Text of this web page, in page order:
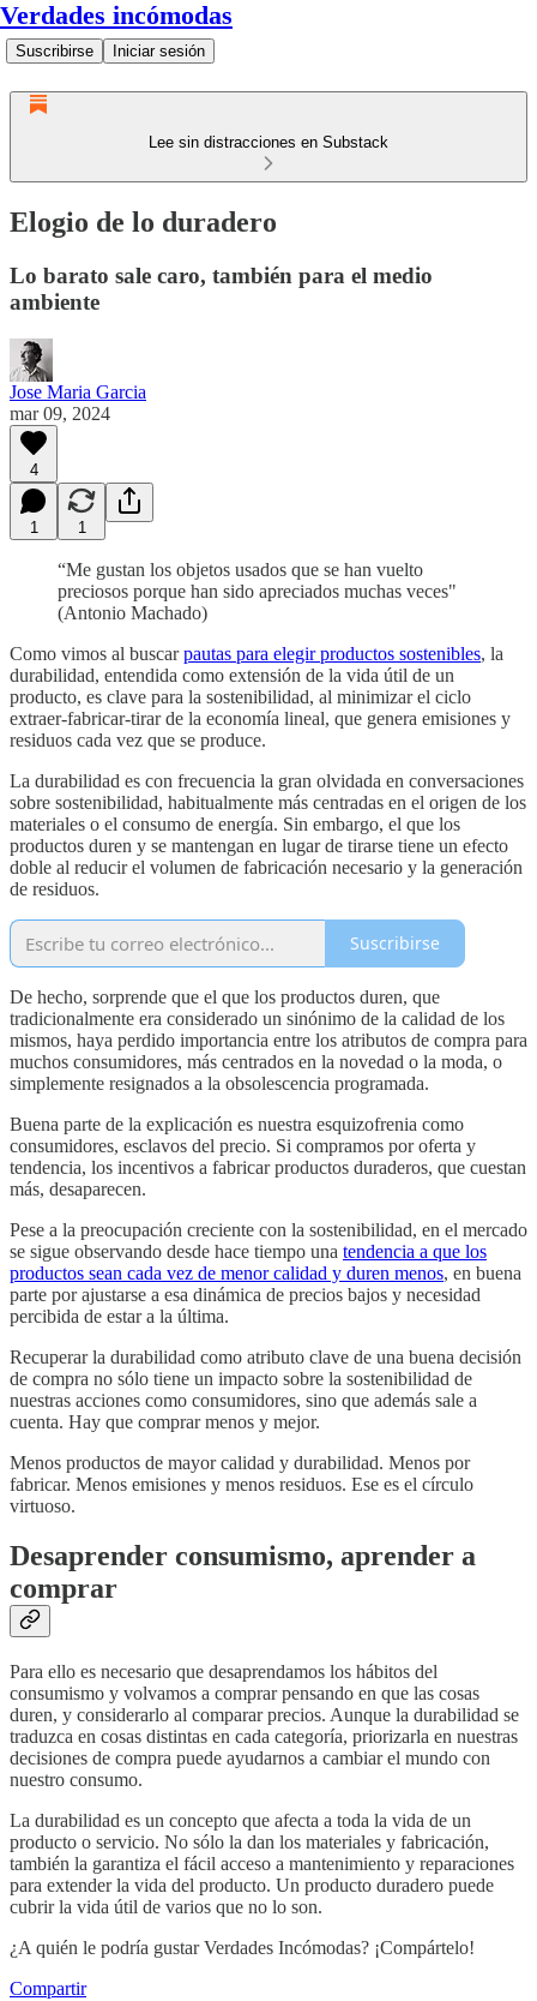
Verdades incómodas
Suscribirse Iniciar sesión
Lee sin distracciones en Substack
Elogio de lo duradero
Lo barato sale caro, también para el medio
ambiente
Jose Maria Garcia
mar 09, 2024
4
1 1
“Me gustan los objetos usados que se han vuelto
preciosos porque han sido apreciados muchas veces"
(Antonio Machado)
Como vimos al buscarpautas para elegir productos sostenibles, la
durabilidad, entendida como extensión de la vida útil de un
producto, es clave para la sostenibilidad, al minimizar el ciclo
extraer-fabricar-tirar de la economía lineal, que genera emisiones y
residuos cada vez que se produce.
La durabilidad es con frecuencia la gran olvidada en conversaciones
sobre sostenibilidad, habitualmente más centradas en el origen de los
materiales o el consumo de energía. Sin embargo, el que los
productos duren y se mantengan en lugar de tirarse tiene un efecto
doble al reducir el volumen de fabricación necesario y la generación
de residuos.
Suscribirse
De hecho, sorprende que el que los productos duren, que
tradicionalmente era considerado un sinónimo de la calidad de los
mismos, haya perdido importancia entre los atributos de compra para
muchos consumidores, más centrados en la novedad o la moda, o
simplemente resignados a la obsolescencia programada.
Buena parte de la explicación es nuestra esquizofrenia como
consumidores, esclavos del precio. Si compramos por oferta y
tendencia, los incentivos a fabricar productos duraderos, que cuestan
más, desaparecen.
Pese a la preocupación creciente con la sostenibilidad, en el mercado
se sigue observando desde hace tiempo una tendencia a que los
productos sean cada vez de menor calidad y duren menos, en buena
parte por ajustarse a esa dinámica de precios bajos y necesidad
percibida de estar a la última.
Recuperar la durabilidad como atributo clave de una buena decisión
de compra no sólo tiene un impacto sobre la sostenibilidad de
nuestras acciones como consumidores, sino que además sale a
cuenta. Hay que comprar menos y mejor.
Menos productos de mayor calidad y durabilidad. Menos por
fabricar. Menos emisiones y menos residuos. Ese es el círculo
virtuoso.
Desaprender consumismo, aprender a
comprar
Para ello es necesario que desaprendamos los hábitos del
consumismo y volvamos a comprar pensando en que las cosas
duren, y considerarlo al comparar precios. Aunque la durabilidad se
traduzca en cosas distintas en cada categoría, priorizarla en nuestras
decisiones de compra puede ayudarnos a cambiar el mundo con
nuestro consumo.
La durabilidad es un concepto que afecta a toda la vida de un
producto o servicio. No sólo la dan los materiales y fabricación,
también la garantiza el fácil acceso a mantenimiento y reparaciones
para extender la vida del producto. Un producto duradero puede
cubrir la vida útil de varios que no lo son.
¿A quién le podría gustar Verdades Incómodas? ¡Compártelo!
Compartir